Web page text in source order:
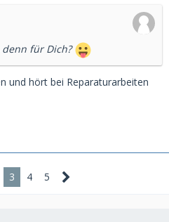
noch einen Freundeskreis
zu wenig Zeit .
denn für Dich?
und hört bei Reparaturarbeiten
3 4 5